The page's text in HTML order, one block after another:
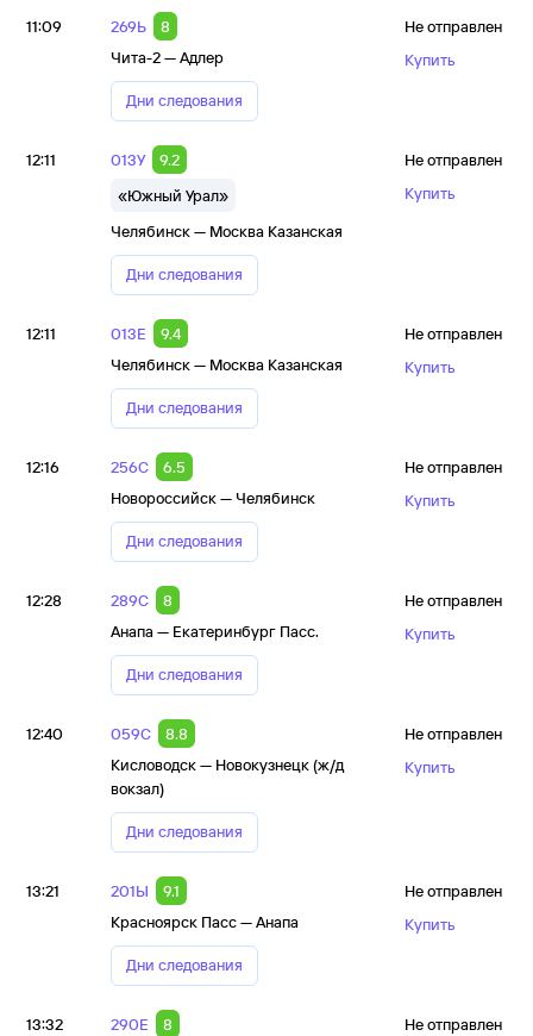
11:09 269Ь
8
Чита-2 — Адлер
Дни следования
Не отправлен
Купить
12:11 013У
9.2
«Южный Урал»
Челябинск — Москва Казанская
Дни следования
Не отправлен
Купить
12:11 013Е
9.4
Челябинск — Москва Казанская
Дни следования
Не отправлен
Купить
12:16 256С
6.5
Новороссийск — Челябинск
Дни следования
Не отправлен
Купить
12:28 289С
8
Анапа — Екатеринбург Пасс.
Дни следования
Не отправлен
Купить
12:40 059С
8.8
Кисловодск — Новокузнецк (ж/д
вокзал)
Дни следования
Не отправлен
Купить
13:21 201Ы
9.1
Красноярск Пасс — Анапа
Дни следования
Не отправлен
Купить
13:32 290Е
8
Не отправлен